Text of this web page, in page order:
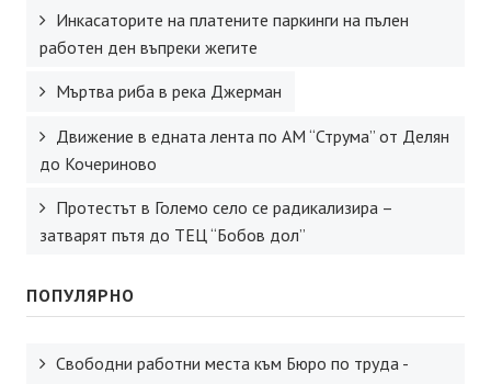
Инкасаторите на платените паркинги на пълен
работен ден въпреки жегите
Мъртва риба в река Джерман
Движение в едната лента по АМ “Струма” от Делян
до Кочериново
Протестът в Големо село се радикализира –
затварят пътя до ТЕЦ “Бобов дол”
ПОПУЛЯРНО
Свободни работни места към Бюро по труда -